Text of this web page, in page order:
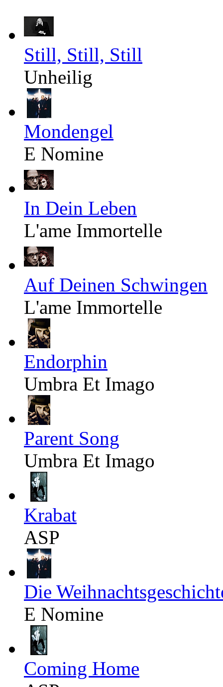
Still, Still, Still
Unheilig
Mondengel
E Nomine
In Dein Leben
L'ame Immortelle
Auf Deinen Schwingen
L'ame Immortelle
Endorphin
Umbra Et Imago
Parent Song
Umbra Et Imago
Krabat
ASP
Die
E Nomine
Coming Home